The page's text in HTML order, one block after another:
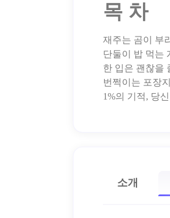
목 차
재주는 곰이 부
단둘이 밥 먹는
한 입은 괜찮을
번쩍이는 포장
소개